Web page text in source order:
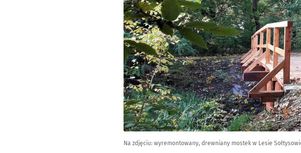
Na zdjęciu: wyremontowany, drewniany mostek w Lesie